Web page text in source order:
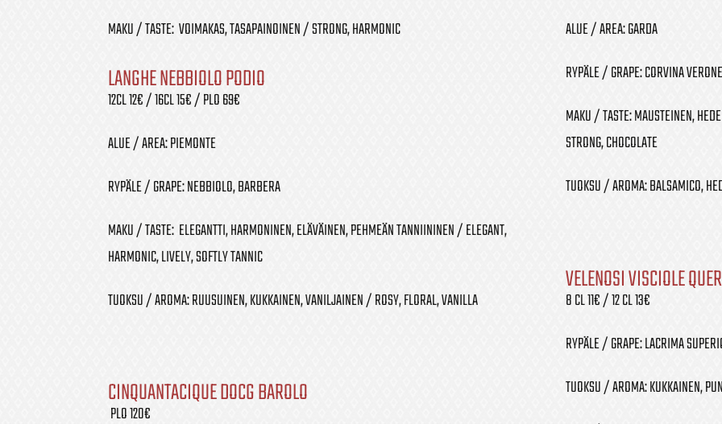
MAKU / TASTE: VOIMAKAS, TASAPAINOINEN / STRONG, HARMONIC
LANGHE NEBBIOLO PODIO
12CL 12€ / 16CL 15€ / PLO 69€
ALUE / AREA: PIEMONTE
RYPÄLE / GRAPE: NEBBIOLO, BARBERA
MAKU / TASTE: ELEGANTTI, HARMONINEN, ELÄVÄINEN, PEHMEÄN TANNIININEN / ELEGANT,
HARMONIC, LIVELY, SOFTLY TANNIC
TUOKSU / AROMA: RUUSUINEN, KUKKAINEN, VANILJAINEN / ROSY, FLORAL, VANILLA
CINQUANTACIQUE DOCG BAROLO
PLO 120€
ALUE / AREA: GARDA
RYPÄLE / GRAPE: CORVINA
MAKU / TASTE: MAUSTEINEN,
STRONG, CHOCOLATE
TUOKSU / AROMA: BALSAMICO,
VELENOSI VISCIOLE
8 CL 11€ / 12 CL 13€
RYPÄLE / GRAPE: LACRIMA
TUOKSU / AROMA: KUKKAINEN,